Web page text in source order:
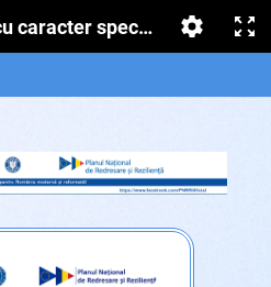
caracter special aplicate